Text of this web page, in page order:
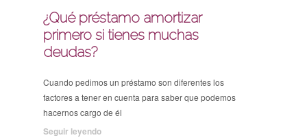
¿Qué préstamo amortizar
primero si tienes muchas
deudas?
Cuando pedimos un préstamo son diferentes los
factores a tener en cuenta para saber que podemos
hacernos cargo de él
Seguir leyendo